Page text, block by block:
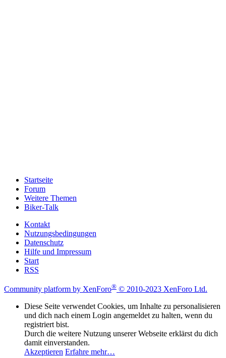
Startseite
Forum
Weitere Themen
Biker-Talk
Kontakt
Nutzungsbedingungen
Datenschutz
Hilfe und Impressum
Start
RSS
Community platform by XenForo® © 2010-2023 XenForo Ltd.
Diese Seite verwendet Cookies, um Inhalte zu personalisieren
und dich nach einem Login angemeldet zu halten, wenn du
registriert bist.
Durch die weitere Nutzung unserer Webseite erklärst du dich
damit einverstanden.
Akzeptieren Erfahre mehr…